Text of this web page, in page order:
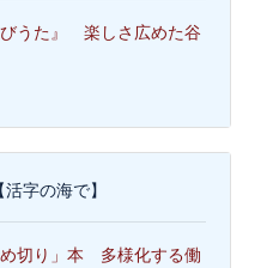
うた』 楽しさ広めた谷
字の海で】
切り」本 多様化する働